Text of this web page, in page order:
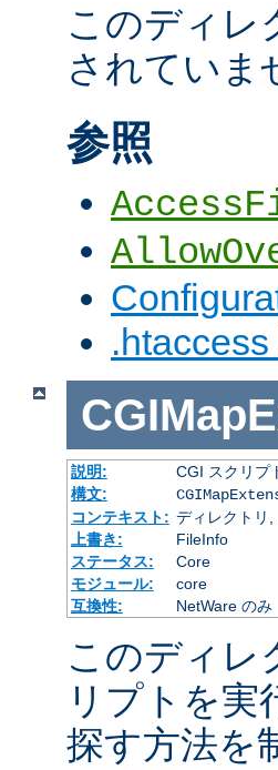
このディレ
されていま
参照
説明:
CGI スクリプ
構文:
コンテキスト: ディレクトリ
上書き:
FileInfo
ステータス:
Core
モジュール:
core
互換性:
NetWare のみ
このディレ
リプトを実
探す方法を